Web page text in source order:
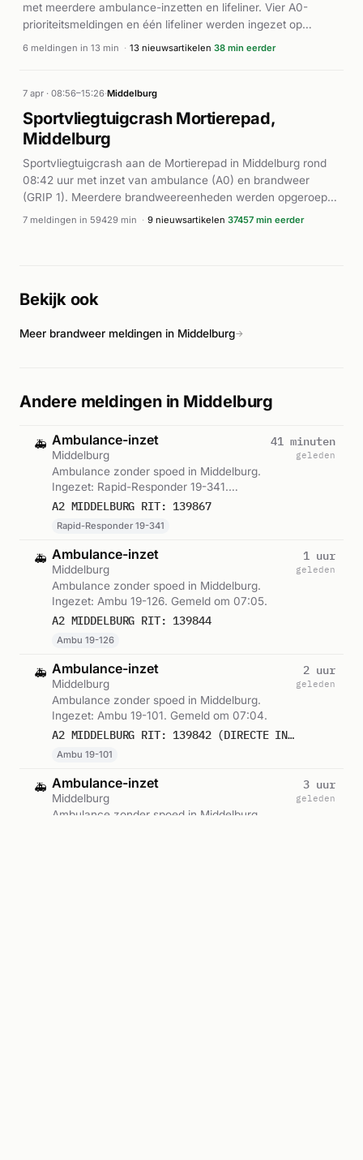
met meerdere ambulance-inzetten en lifeliner. Vier A0-
prioriteitsmeldingen en één lifeliner werden ingezet op
Kousteensedijk, waarbij directe inzet plaatsvond.
6 meldingen in 13 min · 13 nieuwsartikelen 38 min eerder
7 apr · 08:56–15:26·Middelburg
Sportvliegtuigcrash Mortierepad,
Middelburg
Sportvliegtuigcrash aan de Mortierepad in Middelburg rond
08:42 uur met inzet van ambulance (A0) en brandweer
(GRIP 1). Meerdere brandweereenheden werden opgeroepen
voor reddingswerk bij het ongeval.
7 meldingen in 59429 min · 9 nieuwsartikelen 37457 min eerder
Bekijk ook
Meer brandweer meldingen in Middelburg→
Andere meldingen in Middelburg
🚑 Ambulance-inzet
Middelburg
Ambulance zonder spoed in Middelburg.
Ingezet: Rapid-Responder 19-341.
Gemeld om 08:23.
A2 MIDDELBURG RIT: 139867
Rapid-Responder 19-341
41 minuten
geleden
🚑 Ambulance-inzet
Middelburg
Ambulance zonder spoed in Middelburg.
Ingezet: Ambu 19-126. Gemeld om 07:05.
A2 MIDDELBURG RIT: 139844
Ambu 19-126
1 uur
geleden
🚑 Ambulance-inzet
Middelburg
Ambulance zonder spoed in Middelburg.
Ingezet: Ambu 19-101. Gemeld om 07:04.
A2 MIDDELBURG RIT: 139842 (DIRECTE INZET: JA)
Ambu 19-101
2 uur
geleden
🚑 Ambulance-inzet
Middelburg
Ambulance zonder spoed in Middelburg.
3 uur
geleden